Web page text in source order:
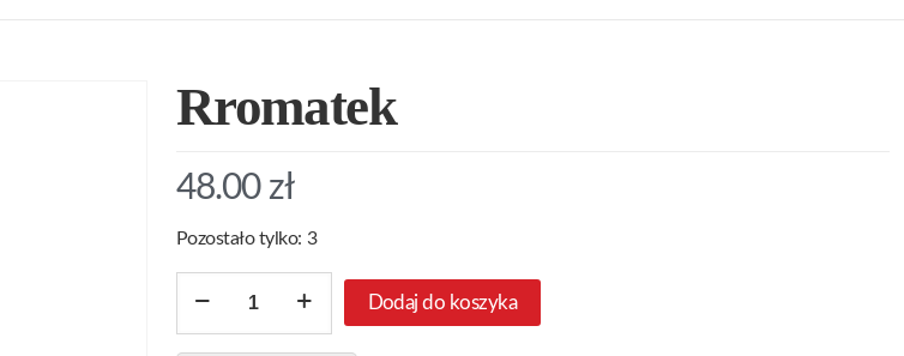
Rromatek
48.00 zł
Pozostało tylko: 3
Rromatek
Dodaj do koszyka